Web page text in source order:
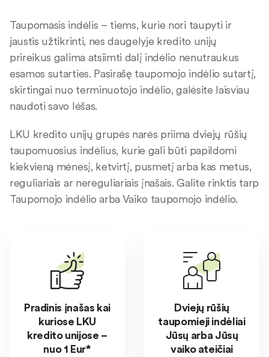
Taupomasis indėlis – tiems, kurie nori taupyti ir
jaustis užtikrinti, nes daugelyje kredito unijų
prireikus galima atsiimti dalį indėlio nenutraukus
esamos sutarties. Pasirašę taupomojo indėlio sutartį,
skirtingai nuo terminuotojo indėlio, galėsite laisviau
naudoti savo lėšas.
LKU kredito unijų grupės narės priima dviejų rūšių
taupomuosius indėlius, kurie gali būti papildomi
kiekvieną mėnesį, ketvirtį, pusmetį arba kas metus,
reguliariais ar nereguliariais įnašais. Galite rinktis tarp
Taupomojo indėlio arba Vaiko taupomojo indėlio.
Pradinis įnašas kai
kuriose LKU
kredito unijose –
nuo 1 Eur*
Dviejų rūšių
taupomieji indėliai
Jūsų arba Jūsų
vaiko ateičiai